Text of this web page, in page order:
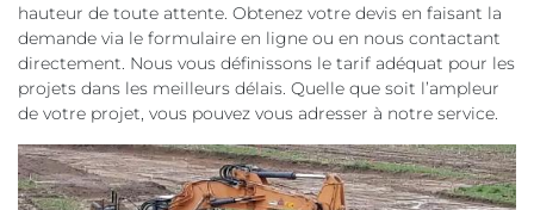
hauteur de toute attente. Obtenez votre devis en faisant la
demande via le formulaire en ligne ou en nous contactant
directement. Nous vous définissons le tarif adéquat pour les
projets dans les meilleurs délais. Quelle que soit l’ampleur
de votre projet, vous pouvez vous adresser à notre service.